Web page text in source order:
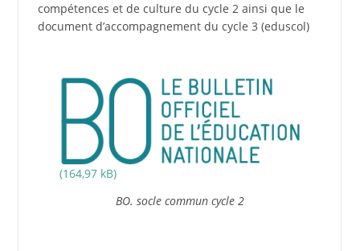
compétences et de culture du cycle 2 ainsi que le
document d’accompagnement du cycle 3 (eduscol)
BO. socle commun cycle 2